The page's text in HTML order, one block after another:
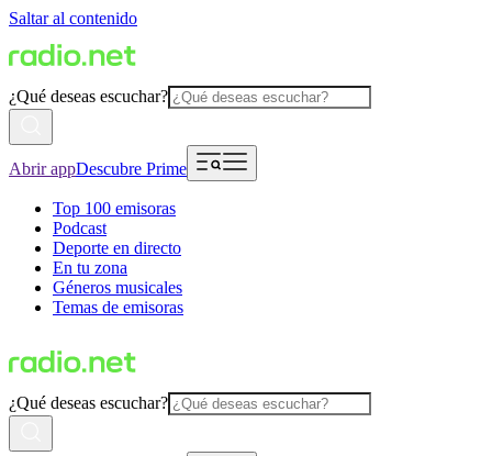
Saltar al contenido
¿Qué deseas escuchar?
Abrir appDescubre Prime
Top 100 emisoras
Podcast
Deporte en directo
En tu zona
Géneros musicales
Temas de emisoras
¿Qué deseas escuchar?